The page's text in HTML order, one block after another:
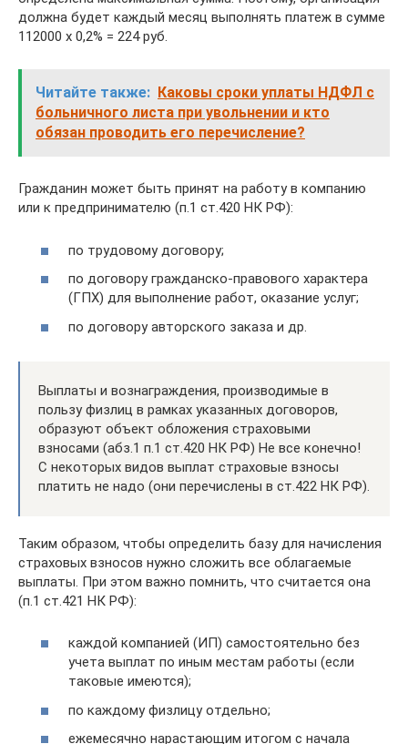
должна будет каждый месяц выполнять платеж в сумме
112000 х 0,2% = 224 руб.
Читайте также: Каковы сроки уплаты НДФЛ с
больничного листа при увольнении и кто
обязан проводить его перечисление?
Гражданин может быть принят на работу в компанию
или к предпринимателю (п.1 ст.420 НК РФ):
по трудовому договору;
по договору гражданско-правового характера
(ГПХ) для выполнение работ, оказание услуг;
по договору авторского заказа и др.
Выплаты и вознаграждения, производимые в
пользу физлиц в рамках указанных договоров,
образуют объект обложения страховыми
взносами (абз.1 п.1 ст.420 НК РФ) Не все конечно!
С некоторых видов выплат страховые взносы
платить не надо (они перечислены в ст.422 НК РФ).
Таким образом, чтобы определить базу для начисления
страховых взносов нужно сложить все облагаемые
выплаты. При этом важно помнить, что считается она
(п.1 ст.421 НК РФ):
каждой компанией (ИП) самостоятельно без
учета выплат по иным местам работы (если
таковые имеются);
по каждому физлицу отдельно;
ежемесячно нарастающим итогом с начала